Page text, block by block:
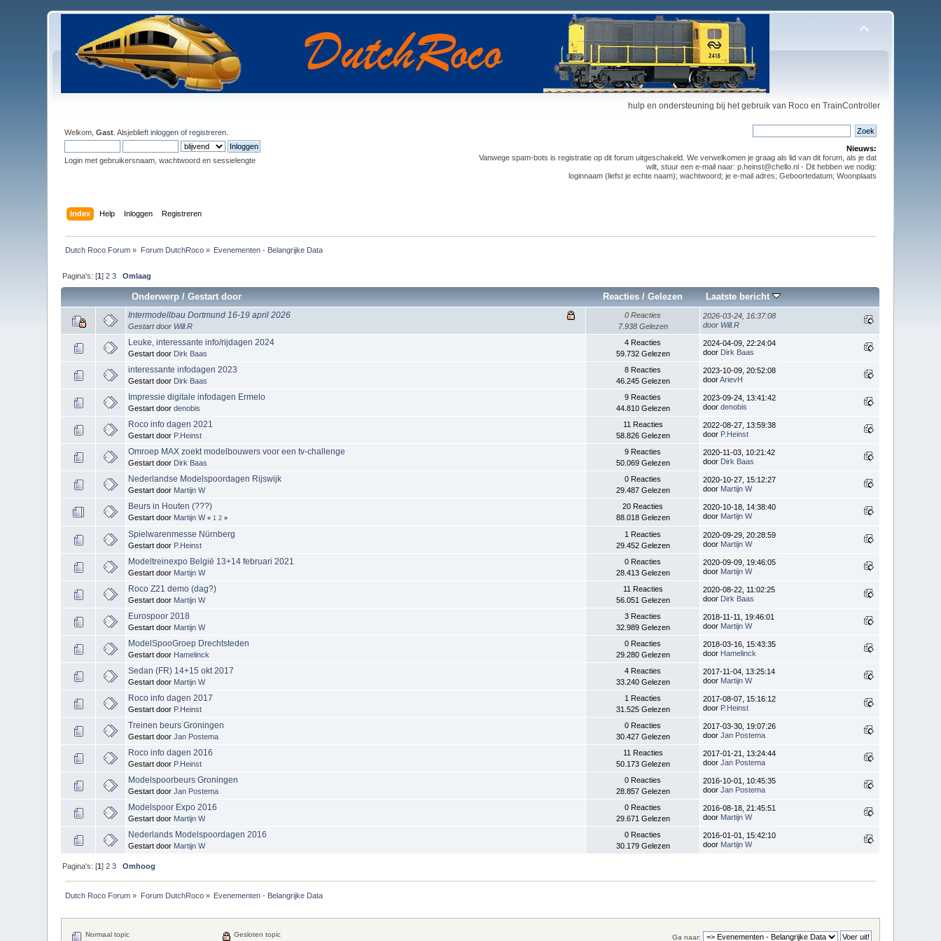
hulp en ondersteuning bij het gebruik van Roco en TrainController
Welkom,Gast . Alsjeblieftinloggen ofregistreren
Login met gebruikersnaam, wachtwoord en sessielengte
Nieuws:
Vanwege spam-bots is registratie op dit forum uitgeschakeld. We verwelkomen je graag als lid van dit forum, als je dat
wilt, stuur een e-mail naar: p.heinst@chello.nl - Dit hebben we nodig:
loginnaam (liefst je echte naam); wachtwoord; je e-mail adres; Geboortedatum; Woonplaats
Index Help Inloggen Registreren
Dutch Roco Forum » Forum DutchRoco» Evenementen - Belangrijke Data
Pagina's: [1]2 3 Omlaag
Onderwerp /Gestart door Reacties/ Gelezen Laatste bericht
Intermodellbau Dortmund 16-19 april 2026
Gestart door Will.R
0 Reacties
7.938 Gelezen
2026-03-24, 16:37:08
door Will.R
Leuke, interessante info/rijdagen 2024
Gestart door Dirk Baas
4 Reacties
59.732 Gelezen
2024-04-09, 22:24:04
door Dirk Baas
interessante infodagen 2023
Gestart door Dirk Baas
8 Reacties
46.245 Gelezen
2023-10-09, 20:52:08
doorArievH
Impressie digitale infodagen Ermelo
Gestart doordenobis
9 Reacties
44.810 Gelezen
2023-09-24, 13:41:42
doordenobis
Roco info dagen 2021
Gestart door P.Heinst
11 Reacties
58.826 Gelezen
2022-08-27, 13:59:38
door P.Heinst
Omroep MAX zoekt modelbouwers voor een tv-challenge
Gestart door Dirk Baas
9 Reacties
50.069 Gelezen
2020-11-03, 10:21:42
door Dirk Baas
Nederlandse Modelspoordagen Rijswijk
Gestart door Martijn W
0 Reacties
29.487 Gelezen
2020-10-27, 15:12:27
door Martijn W
Beurs in Houten (???)
Gestart door Martijn W « 1 2 »
20 Reacties
88.018 Gelezen
2020-10-18, 14:38:40
door Martijn W
Spielwarenmesse Nürnberg
Gestart door P.Heinst
1 Reacties
29.452 Gelezen
2020-09-29, 20:28:59
door Martijn W
Modeltreinexpo België 13+14 februari 2021
Gestart door Martijn W
0 Reacties
28.413 Gelezen
2020-09-09, 19:46:05
door Martijn W
Roco Z21 demo (dag?)
Gestart door Martijn W
11 Reacties
56.051 Gelezen
2020-08-22, 11:02:25
door Dirk Baas
Eurospoor 2018
Gestart door Martijn W
3 Reacties
32.989 Gelezen
2018-11-11, 19:46:01
door Martijn W
ModelSpooGroep Drechtsteden
Gestart door Hamelinck
0 Reacties
29.280 Gelezen
2018-03-16, 15:43:35
door Hamelinck
Sedan (FR) 14+15 okt 2017
Gestart door Martijn W
4 Reacties
33.240 Gelezen
2017-11-04, 13:25:14
door Martijn W
Roco info dagen 2017
Gestart door P.Heinst
1 Reacties
31.525 Gelezen
2017-08-07, 15:16:12
door P.Heinst
Treinen beurs Groningen
Gestart doorJan Postema
0 Reacties
30.427 Gelezen
2017-03-30, 19:07:26
doorJan Postema
Roco info dagen 2016
Gestart door P.Heinst
11 Reacties
50.173 Gelezen
2017-01-21, 13:24:44
doorJan Postema
Modelspoorbeurs Groningen
Gestart doorJan Postema
0 Reacties
28.857 Gelezen
2016-10-01, 10:45:35
doorJan Postema
Modelspoor Expo 2016
Gestart door Martijn W
0 Reacties
29.671 Gelezen
2016-08-18, 21:45:51
door Martijn W
Nederlands Modelspoordagen 2016
Gestart door Martijn W
0 Reacties
30.179 Gelezen
2016-01-01, 15:42:10
door Martijn W
Pagina's: [1]2 3 Omhoog
Dutch Roco Forum » Forum DutchRoco» Evenementen - Belangrijke Data
Ga naar:
Normaal topic Gesloten topic